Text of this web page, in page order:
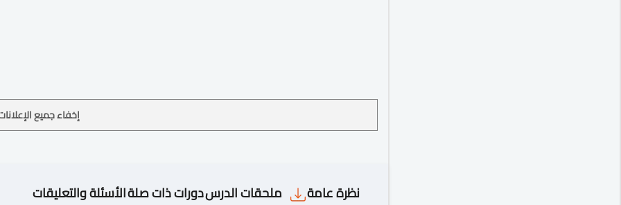
إخفاء جميع
نظرة عامة ملحقات الدرسدورات ذات صلةالأسئلة والتعليقات